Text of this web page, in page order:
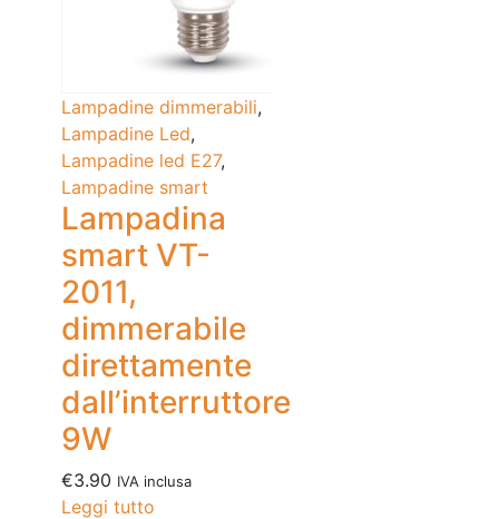
Lampadine dimmerabili,
Lampadine Led,
Lampadine led E27,
Lampadine smart
Lampadina
smart VT-
2011,
dimmerabile
direttamente
dall’interruttore
9W
€3.90 IVA inclusa
Leggi tutto